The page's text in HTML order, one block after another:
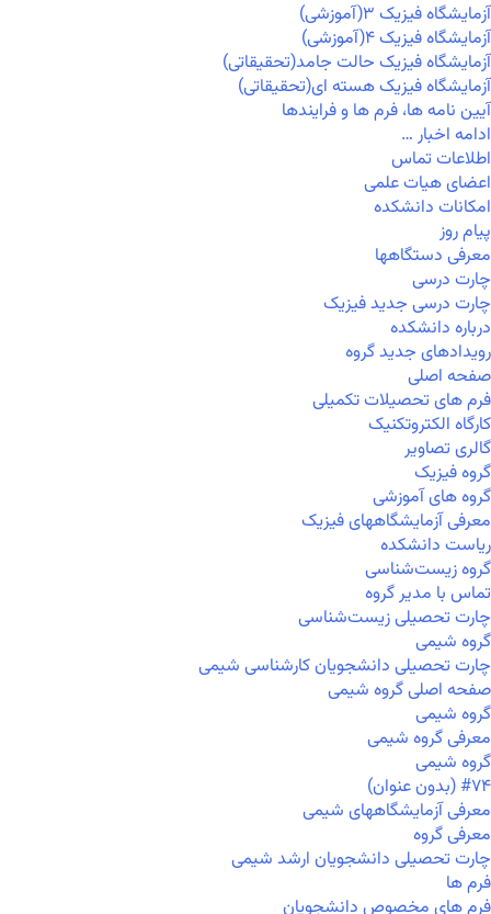
آزمایشگاه فیزیک ۳(آموزشی)
آزمایشگاه فیزیک ۴(آموزشی)
آزمایشگاه فیزیک حالت جامد(تحقیقاتی)
آزمایشگاه فیزیک هسته ای(تحقیقاتی)
آیین نامه ها، فرم ها و فرایندها
ادامه اخبار …
اطلاعات تماس
اعضای هیات علمی
امکانات دانشکده
پیام روز
معرفی دستگاهها
چارت درسی
چارت درسی جدید فیزیک
درباره دانشکده
رویدادهای جدید گروه
صفحه اصلی
فرم های تحصیلات تکمیلی
کارگاه الکتروتکنیک
گالری تصاویر
گروه فیزیک
گروه های آموزشی
معرفی آزمایشگاههای فیزیک
ریاست دانشکده
گروه زیست‌شناسی
تماس با مدیر گروه
چارت تحصیلی زیست‌شناسی
گروه شیمی
چارت تحصیلی دانشجویان کارشناسی شیمی
صفحه اصلی گروه شیمی
گروه شیمی
معرفی گروه شیمی
گروه شیمی
#۷۴ (بدون عنوان)
معرفی آزمایشگاههای شیمی
معرفی گروه
چارت تحصیلی دانشجویان ارشد شیمی
فرم ها
فرم های مخصوص دانشجویان